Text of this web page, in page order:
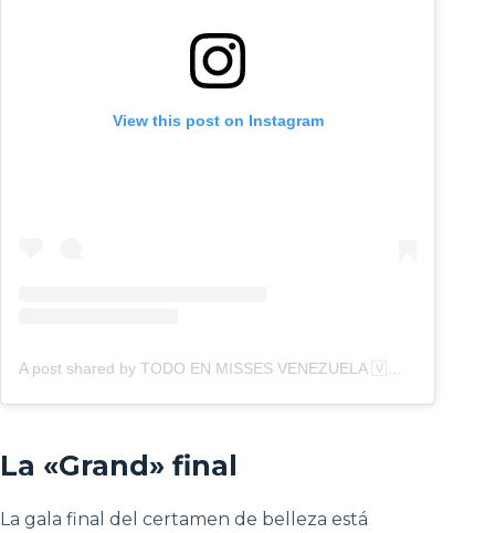
View this post on Instagram
A post shared by TODO EN MISSES VENEZUELA 🇻🇪 (@todoenmissesvzla)
La «Grand» final
La gala final del certamen de belleza está